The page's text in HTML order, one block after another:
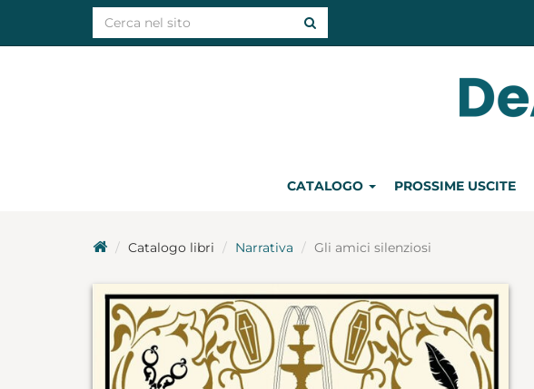
CATALOGO PROSSIME USCITE
Catalogo libri Narrativa Gli amici silenziosi